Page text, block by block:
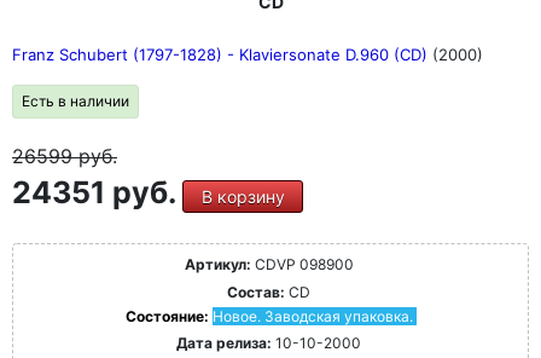
Franz Schubert (1797-1828) - Klaviersonate D.960 (CD) (2000)
Есть в наличии
26599руб.
24351 руб. В корзину
Артикул: CDVP 098900
Состав: CD
Состояние: Новое. Заводская упаковка.
Дата релиза: 10-10-2000